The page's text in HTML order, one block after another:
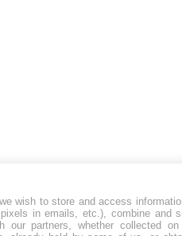
we wish to store and access
in emails, etc.), combine and
our partners, whether collected